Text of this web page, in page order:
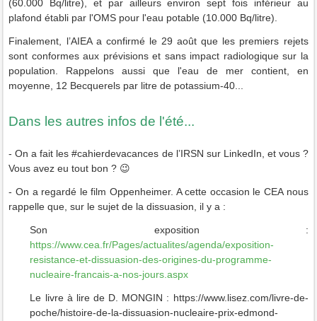
(60.000 Bq/litre), et par ailleurs environ sept fois inférieur au
plafond établi par l'OMS pour l'eau potable (10.000 Bq/litre).
Finalement, l’AIEA a confirmé le 29 août que les premiers rejets
sont conformes aux prévisions et sans impact radiologique sur la
population. Rappelons aussi que l'eau de mer contient, en
moyenne, 12 Becquerels par litre de potassium-40...
Dans les autres infos de l'été...
- On a fait les #cahierdevacances de l’IRSN sur LinkedIn, et vous ?
Vous avez eu tout bon ? 😉
- On a regardé le film Oppenheimer. A cette occasion le CEA nous
rappelle que, sur le sujet de la dissuasion, il y a :
Son exposition :
https://www.cea.fr/Pages/actualites/agenda/exposition-
resistance-et-dissuasion-des-origines-du-programme-
nucleaire-francais-a-nos-jours.aspx
Le livre à lire de D. MONGIN : https://www.lisez.com/livre-de-
poche/histoire-de-la-dissuasion-nucleaire-prix-edmond-